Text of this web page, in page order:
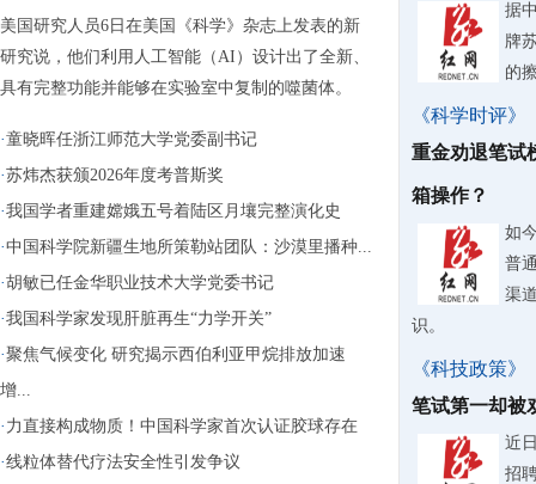
美国研究人员6日在美国《科学》杂志上发表的新
研究说，他们利用人工智能（AI）设计出了全新、
具有完整功能并能够在实验室中复制的噬菌体。
·童晓晖任浙江师范大学党委副书记
·苏炜杰获颁2026年度考普斯奖
·我国学者重建嫦娥五号着陆区月壤完整演化史
·中国科学院新疆生地所策勒站团队：沙漠里播种...
·胡敏已任金华职业技术大学党委书记
·我国科学家发现肝脏再生“力学开关”
·聚焦气候变化 研究揭示西伯利亚甲烷排放加速
增...
· 力直接构成物质！中国科学家首次认证胶球存在
·线粒体替代疗法安全性引发争议
据
牌
的
《科学时评》
重金劝退笔试
箱操作？
如
普
渠
识。
《科技政策》
笔试第一却被
近
招